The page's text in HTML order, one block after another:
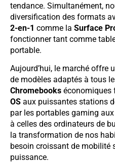
tendance. Simultanément,
diversification des formats
2-en-1 comme la Surface
fonctionner tant comme
portable.
Aujourd’hui, le marché offre
de modèles adaptés à tous
Chromebooks économiques
OS aux puissantes stations
par les portables gaming
à celles des ordinateurs de
la transformation de nos
besoin croissant de mobilité
puissance.